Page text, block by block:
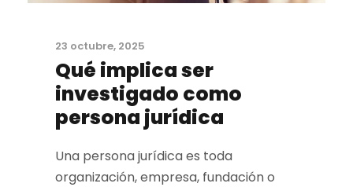
23 octubre, 2025
Qué implica ser
investigado como
persona jurídica
Una persona jurídica es toda
organización, empresa, fundación o